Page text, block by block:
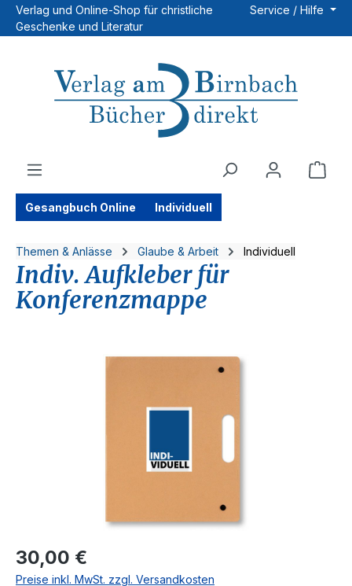
Zum Hauptinhalt springen
Verlag und Online-Shop für christliche
Geschenke und Literatur
Service / Hilfe
Gesangbuch Online Individuell
Themen & Anlässe Glaube & Arbeit Individuell
Indiv. Aufkleber für
Konferenzmappe
Bildergalerie überspringen
Regulärer Preis:
30,00 €
Preise inkl. MwSt. zzgl. Versandkosten